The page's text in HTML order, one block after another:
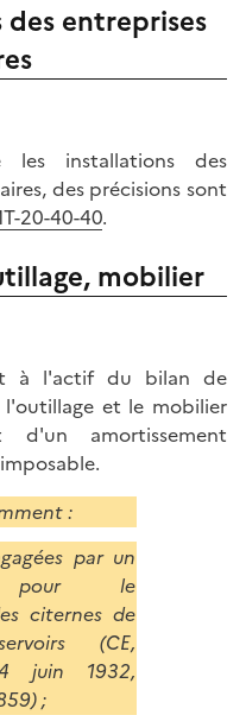
entreprises
installations des
des précisions sont
20-40-40.
mobilier
à l'actif du bilan de
et le mobilier
amortissement
:
par un
pour le
citernes de
(CE,
juin 1932,
;